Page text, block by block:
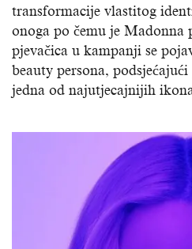
transformacije vlastitog
onoga po čemu je Madonna
pjevačica u kampanji se
beauty persona,
jedna od najutjecajnijih